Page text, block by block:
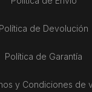
Política de Devolución
Política de Garantía
y Condiciones de